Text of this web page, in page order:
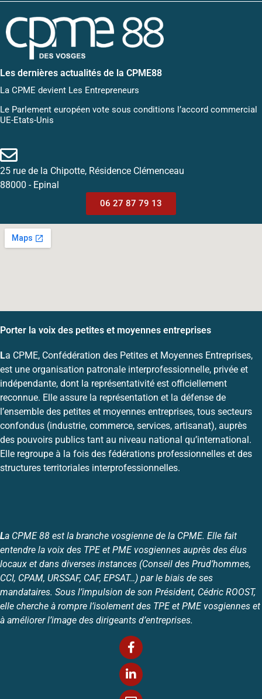
Les dernières actualités de la CPME88
La CPME devient Les Entrepreneurs
Le Parlement européen vote sous conditions l’accord commercial
UE-Etats-Unis
25 rue de la Chipotte, Résidence Clémenceau
88000 - Epinal
06 27 87 79 13
Porter la voix des petites et moyennes entreprises
La CPME, Confédération des Petites et Moyennes Entreprises,
est une organisation patronale interprofessionnelle, privée et
indépendante, dont la représentativité est officiellement
reconnue. Elle assure la représentation et la défense de
l’ensemble des petites et moyennes entreprises, tous secteurs
confondus (industrie, commerce, services, artisanat), auprès
des pouvoirs publics tant au niveau national qu’international.
Elle regroupe à la fois des fédérations professionnelles et des
structures territoriales interprofessionnelles.
La CPME 88 est la branche vosgienne de la CPME. Elle fait
entendre la voix des TPE et PME vosgiennes auprès des élus
locaux et dans diverses instances (Conseil des Prud’hommes,
CCI, CPAM, URSSAF, CAF, EPSAT…) par le biais de ses
mandataires. Sous l’impulsion de son Président, Cédric ROOST,
elle cherche à rompre l’isolement des TPE et PME vosgiennes et
à améliorer l’image des dirigeants d’entreprises.